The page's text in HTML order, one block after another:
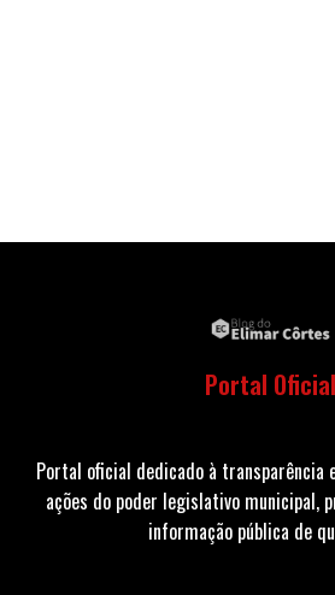
Portal Oficial
Portal oficial dedicado à transparência
ações do poder legislativo municipal,
informação pública de